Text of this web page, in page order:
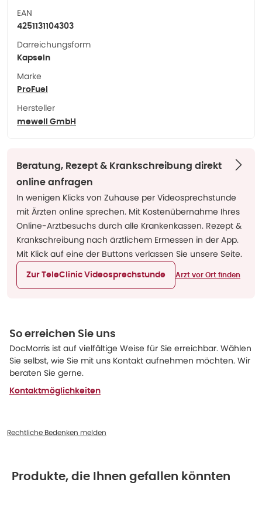
EAN
4251131104303
Darreichungsform
Kapseln
Marke
ProFuel
Hersteller
mewell GmbH
Beratung, Rezept & Krankschreibung direkt
online anfragen
In wenigen Klicks von Zuhause per Videosprechstunde
mit Ärzten online sprechen. Mit Kostenübernahme Ihres
Online-Arztbesuchs durch alle Krankenkassen. Rezept &
Krankschreibung nach ärztlichem Ermessen in der App.
Mit Klick auf eine der Buttons verlassen Sie unsere Seite.
Zur TeleClinic Videosprechstunde Arzt vor Ort finden
So erreichen Sie uns
DocMorris ist auf vielfältige Weise für Sie erreichbar. Wählen
Sie selbst, wie Sie mit uns Kontakt aufnehmen möchten. Wir
beraten Sie gerne.
Kontaktmöglichkeiten
Rechtliche Bedenken melden
Produkte, die Ihnen gefallen könnten